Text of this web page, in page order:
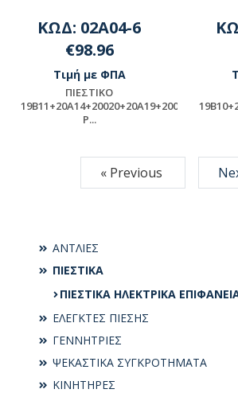
ΑΝΤΛΙΕΣ
ΠΙΕΣΤΙΚΑ
ΠΙΕΣΤΙΚΑ ΗΛΕΚΤΡΙΚΑ
ΕΛΕΓΚΤΕΣ ΠΙΕΣΗΣ
ΓΕΝΝΗΤΡΙΕΣ
ΨΕΚΑΣΤΙΚΑ ΣΥΓΚΡΟΤΗΜΑΤΑ
ΚΙΝΗΤΗΡΕΣ
ΚΩΔ: 02A04-6
€98.96
Τιμή με ΦΠΑ
ΠΙΕΣΤΙΚΟ
19Β11+20A14+20020+20Α19+20002+ASSY-
P...
ΠΑΡΑΚΑΛΟΥΜΕ ΓΙΑ
ΔΙΑΘΕΣΙΜΟΤΗΤΑ
« Previous